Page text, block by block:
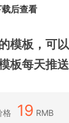
后查看
模板，可以
板每天推送
格 19 RMB